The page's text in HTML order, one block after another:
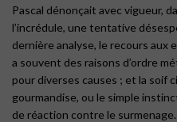
Pascal dénonçait avec vigueur,
l’incrédule, une tentative
dernière analyse, le recours aux
a souvent des raisons d’ordre
pour diverses causes ; et la soif
gourmandise, ou le simple
de réaction contre le